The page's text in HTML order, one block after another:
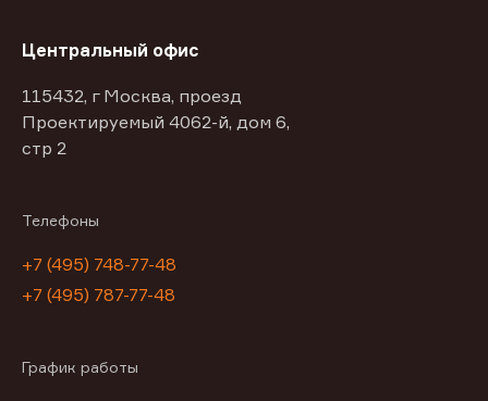
Центральный офис
115432, г Москва, проезд
Проектируемый 4062-й, дом 6,
стр 2
Телефоны
+7 (495) 748-77-48
+7 (495) 787-77-48
График работы